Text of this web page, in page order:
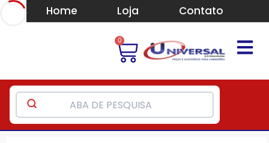
Home Loja Contato
0